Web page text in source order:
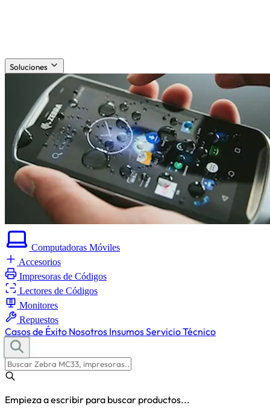
Soluciones
Computadoras Móviles
Accesorios
Impresoras de Códigos
Lectores de Códigos
Monitores
Repuestos
Casos de Éxito Nosotros InsumosServicio Técnico
Empieza a escribir para buscar productos...